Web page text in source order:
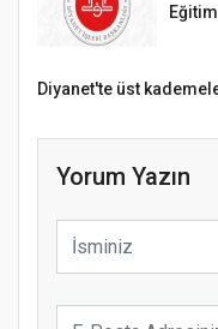
Diyanet'te üst
Yorum Yazın
Samsun
Etkinliği